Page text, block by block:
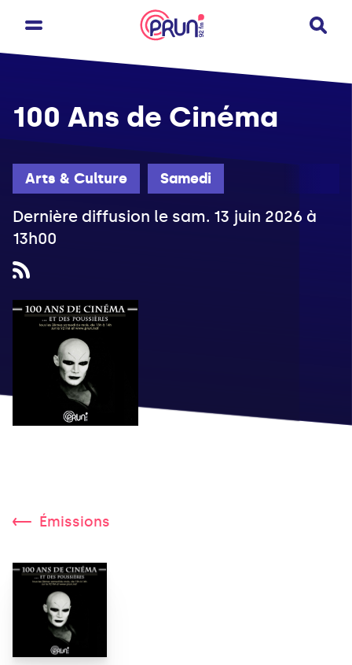
Arts & Culture Samedi
100 Ans de Cinéma
Dernière diffusion le sam. 13 juin 2026 à
13h00
Émissions